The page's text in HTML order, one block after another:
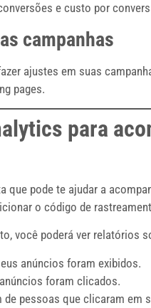
e custo por
campanhas
ajustes em suas
pages.
para
que pode te ajudar a
o código de
você poderá ver relatórios
anúncios foram exibidos.
foram clicados.
de pessoas que clicaram em